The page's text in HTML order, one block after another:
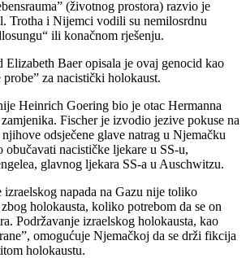
(životnog prostora) razvio je
Trotha i Nijemci vodili su nemilosrdnu
ili konačnom rješenju.
Elizabeth Baer opisala je ovaj genocid kao
za nacistički holokaust.
Heinrich Goering bio je otac Hermanna
Fischer je izvodio jezive pokuse na
odsječene glave natrag u Njemačku
obučavati nacističke ljekare u SS-u,
glavnog ljekara SS-a u Auschwitzu.
napada na Gazu nije toliko
holokausta, koliko potrebom da se on
Podržavanje izraelskog holokausta, kao
omogućuje Njemačkoj da se drži fikcija
holokaustu.